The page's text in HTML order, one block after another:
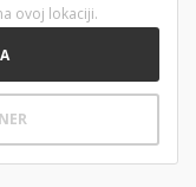
ovoj lokaciji.